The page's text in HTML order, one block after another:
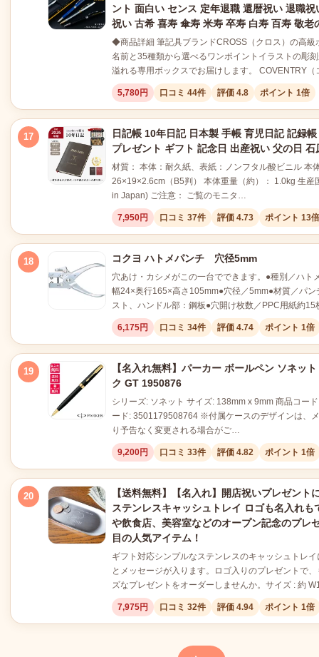
ント 面白い センス 定年退職 還暦祝い 退職
祝い 古希 喜寿 傘寿 米寿 卒寿 白寿 百寿 敬老
◆商品詳細 筆記具ブランドCROSS（クロス）の高級
名前と35種類から選べるワンポイントイラストの彫
溢れる専用ボックスでお届けします。 COVENTRY
5,780円 口コミ 44件 評価 4.8 ポイント 1倍
17
日記帳 10年日記 日本製 手帳 育児日記 記録
プレゼント ギフト 記念日 出産祝い 父の日 石
材質： 本体：耐久紙、表紙：ノンフタル酸ビニル 本
26×19×2.6cm（B5判） 本体重量（約）： 1.0kg 生産
in Japan) ご注意： ご覧のモニタ…
7,950円 口コミ 37件 評価 4.73 ポイント 13倍
18 コクヨ ハトメパンチ 穴径5mm
穴あけ・カシメがこの一台でできます。●種別／ハト
幅24×奥行165×高さ105mm●穴径／5mm●材質／パン
スト、ハンドル部：鋼板●穴開け枚数／PPC用紙約
6,175円 口コミ 34件 評価 4.74 ポイント 1倍
19
【名入れ無料】パーカー ボールペン ソネッ
ク GT 1950876
シリーズ: ソネット サイズ: 138mm x 9mm 商品コー
ード: 3501179508764 ※付属ケースのデザインは、
り予告なく変更される場合がご…
9,200円 口コミ 33件 評価 4.82 ポイント 1倍
20
【送料無料】【名入れ】開店祝いプレゼント
ステンレスキャッシュトレイ ロゴも名入れも
や飲食店、美容室などのオープン記念のプレ
目の人気アイテム！
ギフト対応シンプルなステンレスのキャッシュトレ
とメッセージが入ります。ロゴ入りのプレゼントで
ズなプレゼントをオーダーしませんか。サイズ : 約
7,975円 口コミ 32件 評価 4.94 ポイント 1倍